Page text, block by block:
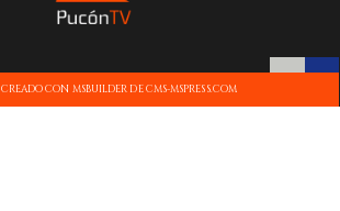
CREADO CON MSBUILDER DE CMS-MSPRESS.COM